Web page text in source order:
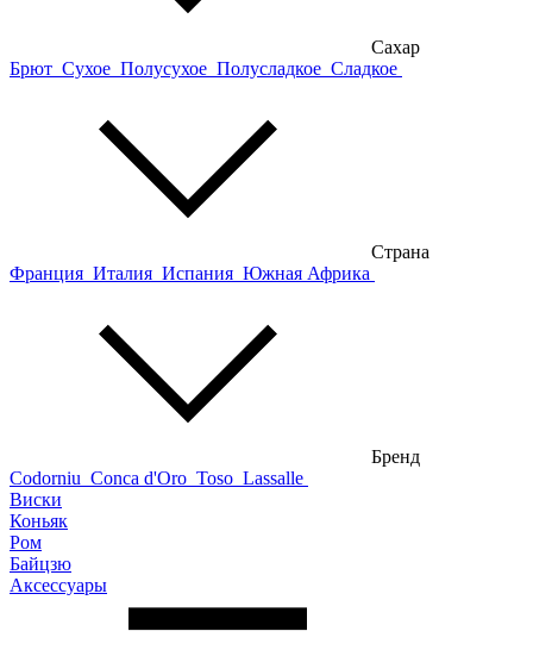
Сахар
Брют Сухое Полусухое Полусладкое Сладкое
Страна
Франция Италия Испания Южная Африка
Бренд
Codorniu Conca d'Oro Toso Lassalle
Виски
Коньяк
Ром
Байцзю
Аксессуары